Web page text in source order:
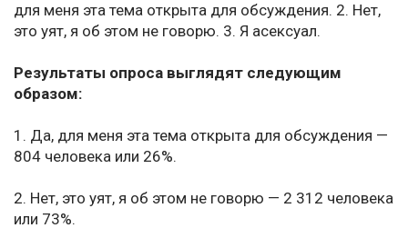
для меня эта тема открыта для обсуждения. 2. Нет,
это уят, я об этом не говорю. 3. Я асексуал.
Результаты опроса выглядят следующим
образом:
1. Да, для меня эта тема открыта для обсуждения —
804 человека или 26%.
2. Нет, это уят, я об этом не говорю — 2 312 человека
или 73%.